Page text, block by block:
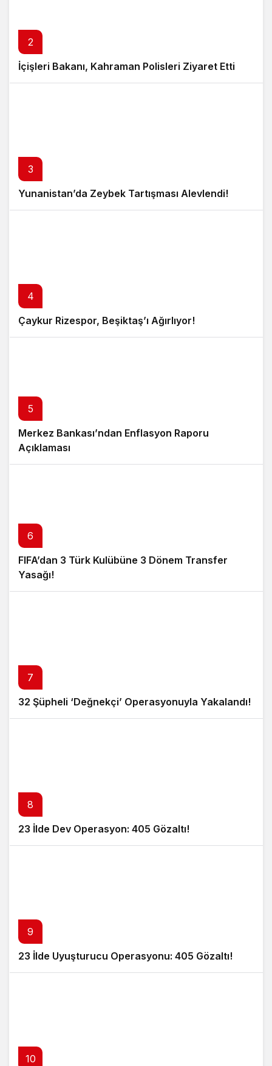
2
İçişleri Bakanı, Kahraman Polisleri Ziyaret Etti
3
Yunanistan’da Zeybek Tartışması Alevlendi!
4
Çaykur Rizespor, Beşiktaş’ı Ağırlıyor!
5
Merkez Bankası’ndan Enflasyon Raporu
Açıklaması
6
FIFA’dan 3 Türk Kulübüne 3 Dönem Transfer
Yasağı!
7
32 Şüpheli ‘Değnekçi’ Operasyonuyla Yakalandı!
8
23 İlde Dev Operasyon: 405 Gözaltı!
9
23 İlde Uyuşturucu Operasyonu: 405 Gözaltı!
10